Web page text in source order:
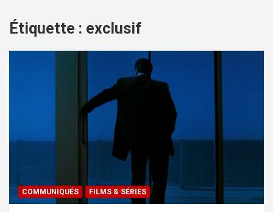
Étiquette : exclusif
COMMUNIQUÉS FILMS & SÉRIES